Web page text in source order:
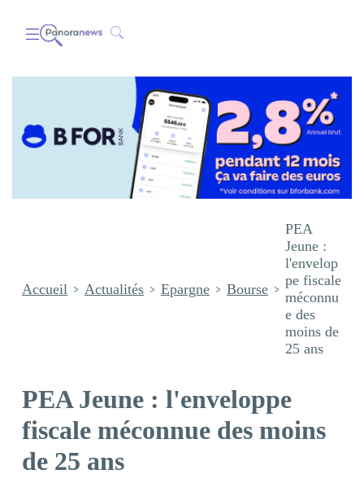
Accueil Actualités Epargne Bourse
PEA
Jeune :
l'envelop
pe fiscale
méconnu
e des
moins de
25 ans
PEA Jeune : l'enveloppe
fiscale méconnue des moins
de 25 ans